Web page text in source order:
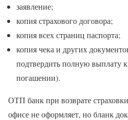
заявление;
копия страхового договора;
копия всех страниц паспорта;
копия чека и других
подтвердить полную выплату
погашении).
ОТП банк при возврате
офисе не оформляет, но бланк